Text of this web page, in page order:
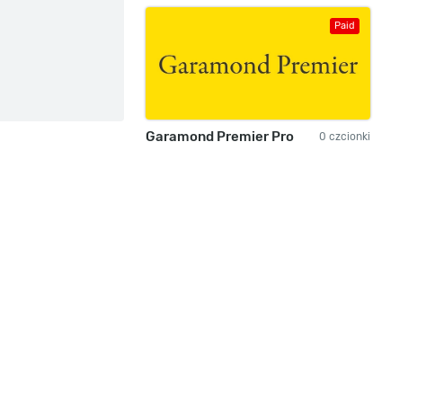
Paid
Garamond Premier Pro 0 czcionki